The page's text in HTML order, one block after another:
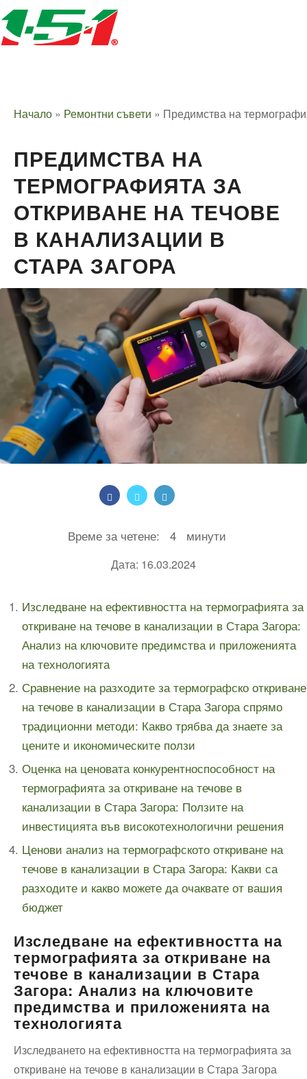
Начало » Ремонтни съвети » Предимства на
ПРЕДИМСТВА НА
ТЕРМОГРАФИЯТА ЗА
ОТКРИВАНЕ НА ТЕЧОВЕ
В КАНАЛИЗАЦИИ В
СТАРА ЗАГОРА
Време за четене: 4 минути
Дата: 16.03.2024
Изследване на ефективността на термографията за
откриване на течове в канализации в Стара Загора:
Анализ на ключовите предимства и приложенията
на технологията
Сравнение на разходите за термографско откриване
на течове в канализации в Стара Загора спрямо
традиционни методи: Какво трябва да знаете за
цените и икономическите ползи
Оценка на ценовата конкурентноспособност на
термографията за откриване на течове в
канализации в Стара Загора: Ползите на
инвестицията във високотехнологични решения
Ценови анализ на термографското откриване на
течове в канализации в Стара Загора: Какви са
разходите и какво можете да очаквате от вашия
бюджет
Изследване на ефективността на
термографията за откриване на
течове в канализации в Стара
Загора: Анализ на ключовите
предимства и приложенията на
технологията
Изследването на ефективността на термографията за
откриване на течове в канализации в Стара Загора